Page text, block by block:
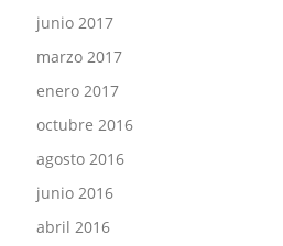
junio 2017
marzo 2017
enero 2017
octubre 2016
agosto 2016
junio 2016
abril 2016